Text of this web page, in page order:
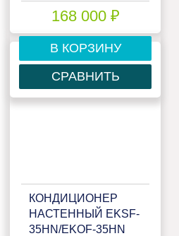
EKUX1-
140HNN4/EKOX1-
140HNN4
168 000 ₽
В КОРЗИНУ
СРАВНИТЬ
КОНДИЦИОНЕР
НАСТЕННЫЙ EKSF-
35HN/EKOF-35HN